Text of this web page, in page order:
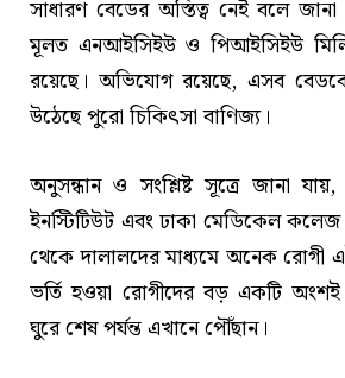
সাধারণ বেডের অস্তিত্ব নেই বলে জানা
মূলত এনআইসিইউ ও পিআইসিইউ
রয়েছে। অভিযোগ রয়েছে, এসব
উঠেছে পুরো চিকিৎসা বাণিজ্য।
অনুসন্ধান ও সংশ্লিষ্ট সূত্রে জানা
ইনস্টিটিউট এবং ঢাকা মেডিকেল
থেকে দালালদের মাধ্যমে অনেক রোগী
ভর্তি হওয়া রোগীদের বড় একটি
ঘুরে শেষ পর্যন্ত এখানে পৌঁছান।